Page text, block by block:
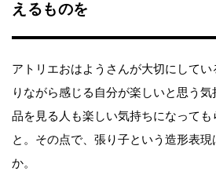
えるものを
アトリエおはようさんが大切にしてい
りながら感じる自分が楽しいと思う
品を見る人も楽しい気持ちになっても
と。その点で、張り子という造形表現
か。